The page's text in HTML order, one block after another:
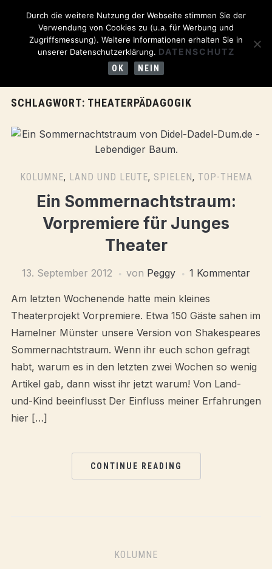
SCHLAGWORT: THEATERPÄDAGOGIK
KOLUMNE, LAND UND LEUTE, SPIELEN, TOP-THEMA
Ein Sommernachtstraum:
Vorpremiere für Junges
Theater
13. September 2012 von Peggy 1 Kommentar
Am letzten Wochenende hatte mein kleines
Theaterprojekt Vorpremiere. Etwa 150 Gäste sahen im
Hamelner Münster unsere Version von Shakespeares
Sommernachtstraum. Wenn ihr euch schon gefragt
habt, warum es in den letzten zwei Wochen so wenig
Artikel gab, dann wisst ihr jetzt warum! Von Land-
und-Kind beeinflusst Der Einfluss meiner Erfahrungen
hier […]
CONTINUE READING
KOLUMNE
Durch die weitere Nutzung der Webseite stimmen Sie der
Verwendung von Cookies zu (u.a. für Werbung und
Zugriffsmessung). Weitere Informationen erhalten Sie in
unserer Datenschutzerklärung. DATENSCHUTZ
OK NEIN